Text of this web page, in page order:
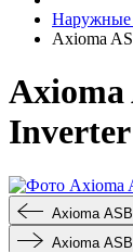
Наружные
Axioma
Axioma
Inverter
Axioma
Axioma